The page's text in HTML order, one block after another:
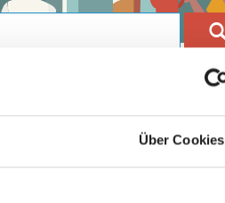
Über Cookies